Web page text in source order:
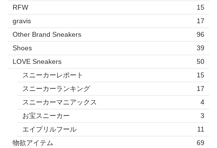
RFW
15
gravis
17
Other Brand Sneakers
96
Shoes
39
LOVE Sneakers
50
スニーカーレポート
15
スニーカーランキング
17
スニーカーマニアックス
4
お宝スニーカー
3
エイプリルフール
11
物欲アイテム
69